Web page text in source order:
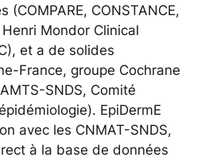
(COMPARE, CONSTANCE,
Mondor Clinical
et a de solides
France, groupe Cochrane
SNDS, Comité
EpiDermE
avec les CNMAT-SNDS,
à la base de données